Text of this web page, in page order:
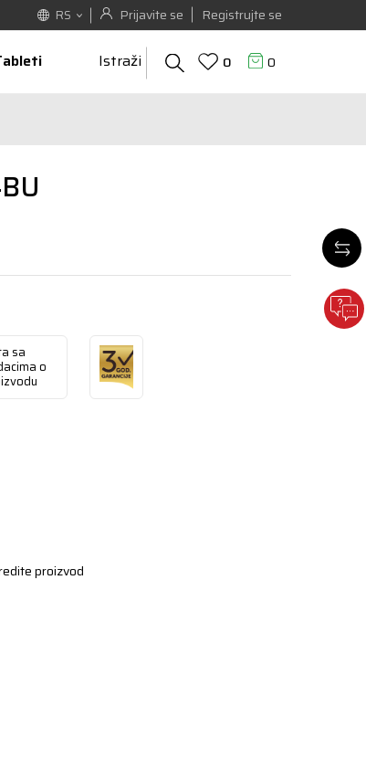
Prijavite se Registrujte se
RS
Istraži 0 0
sa
o
proizvod